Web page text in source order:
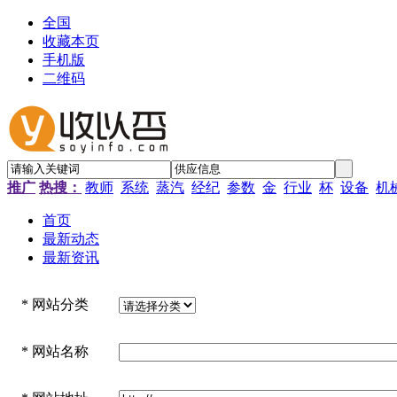
全国
收藏本页
手机版
二维码
推广 热搜： 教师 系统 蒸汽 经纪 参数 金 行业 杯 设备 机
首页
最新动态
最新资讯
* 网站分类
* 网站名称